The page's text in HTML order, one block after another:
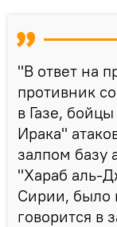
"В ответ на
противник
в Газе,
Ирака"
залпом базу
"Хараб аль-
Сирии, было
говорится в